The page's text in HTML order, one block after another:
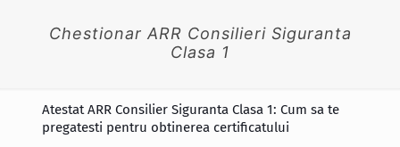
Chestionar ARR Consilieri Siguranta
Clasa 1
Atestat ARR Consilier Siguranta Clasa 1: Cum sa te
pregatesti pentru obtinerea certificatului